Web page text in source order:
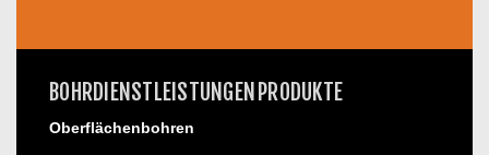
BOHRDIENSTLEISTUNGEN
Oberflächenbohren
PRODUKTE